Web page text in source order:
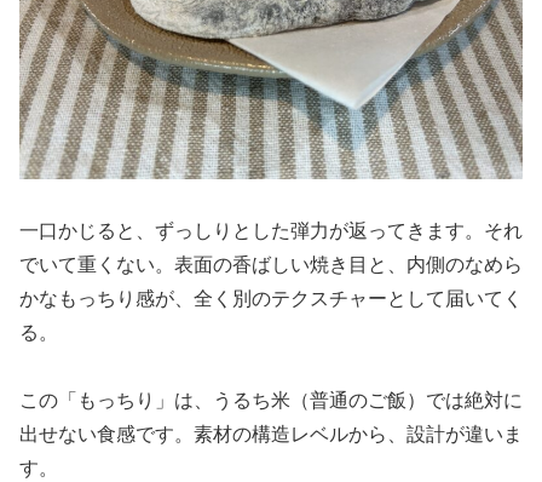
一口かじると、ずっしりとした弾力が返ってきます。それ
でいて重くない。表面の香ばしい焼き目と、内側のなめら
かなもっちり感が、全く別のテクスチャーとして届いてく
る。
この「もっちり」は、うるち米（普通のご飯）では絶対に
出せない食感です。素材の構造レベルから、設計が違いま
す。